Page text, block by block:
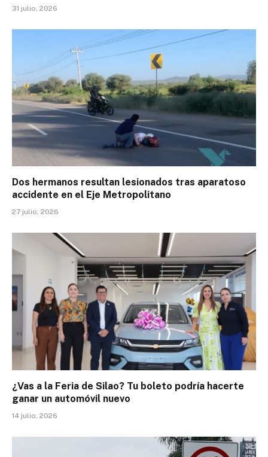
31 julio, 2026
Dos hermanos resultan lesionados tras aparatoso
accidente en el Eje Metropolitano
27 julio, 2026
¿Vas a la Feria de Silao? Tu boleto podría hacerte
ganar un automóvil nuevo
14 julio, 2026